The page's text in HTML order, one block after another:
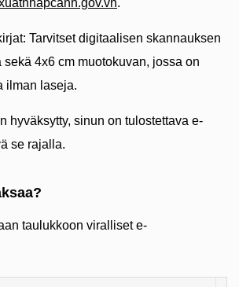
.
Tarvitset digitaalisen skannauksen
4x6 cm muotokuvan, jossa on
ilman laseja.
hyväksytty, sinun on tulostettava e-
se rajalla.
taulukkoon viralliset e-